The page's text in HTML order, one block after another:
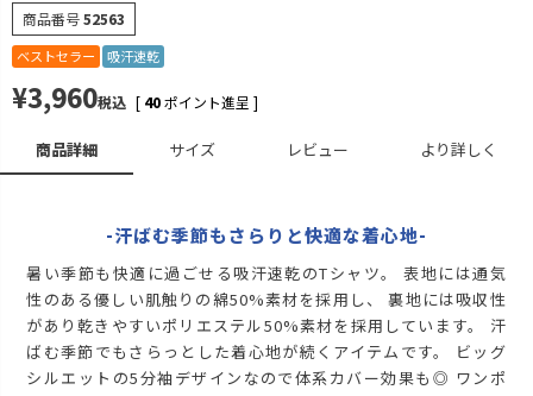
商品番号52563
ベストセラー 吸汗速乾
¥3,960税込 [ 40ポイント進呈 ]
L
LL
チャコール
在庫切れ
再入荷お知らせ
在庫切れ
LL
在庫切れ
再入荷お知らせ
商品詳細 サイズ レビュー より詳しく
-汗ばむ季節もさらりと快適な着心地-
暑い季節も快適に過ごせる吸汗速乾のTシャツ。 表地には通気
性のある優しい肌触りの綿50%素材を採用し、 裏地には吸収性
があり乾きやすいポリエステル50%素材を採用しています。 汗
ばむ季節でもさらっとした着心地が続くアイテムです。 ビッグ
シルエットの5分袖デザインなので体系カバー効果も◎ ワンポ